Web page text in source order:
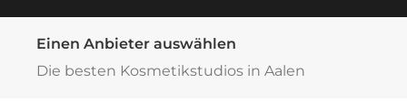
Einen Anbieter auswählen
Die besten Kosmetikstudios in Aalen